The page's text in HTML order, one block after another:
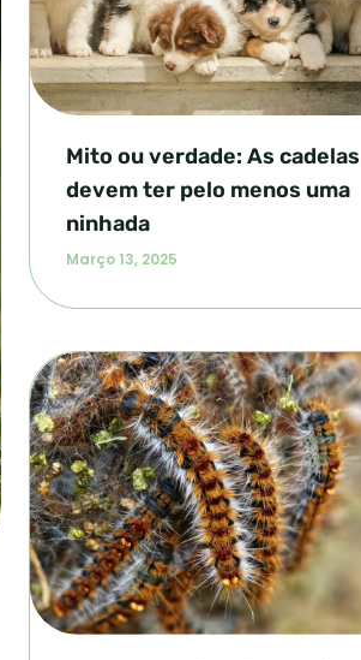
Mito ou verdade: As cadelas
devem ter pelo menos uma
ninhada
Março 13, 2025